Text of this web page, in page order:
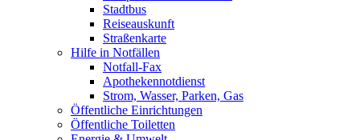
Stadtbus
Reiseauskunft
Straßenkarte
Hilfe in Notfällen
Notfall-Fax
Apothekennotdienst
Strom, Wasser, Parken, Gas
Öffentliche Einrichtungen
Öffentliche Toiletten